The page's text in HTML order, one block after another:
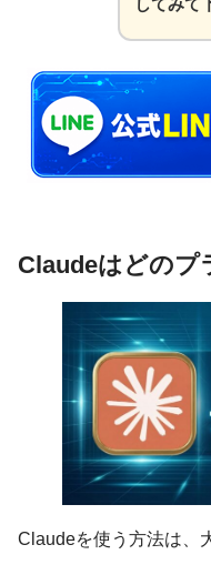
設立わずか半年で
「AIで個人が収益
し、初心者でも理
実際にAI
を出され
してみて
Claudeはどのプ
Claudeを使う方法は、